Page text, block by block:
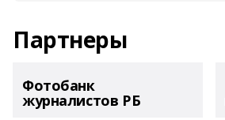
Партнеры
Фотобанк
журналистов РБ